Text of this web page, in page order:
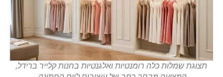
תצוגת שמלות כלה רומנטיות ואלגנטיות בחנות קלייר ברידל,